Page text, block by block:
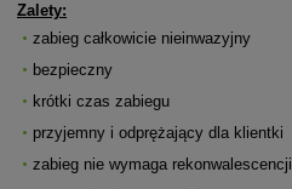
Zalety:
zabieg całkowicie nieinwazyjny
bezpieczny
krótki czas zabiegu
przyjemny i odprężający dla klientki
zabieg nie wymaga rekonwalescencji